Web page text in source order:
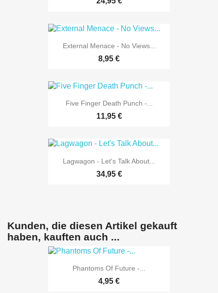
External Menace - No Views...
8,95 €
Five Finger Death Punch -...
11,95 €
Lagwagon - Let's Talk About...
34,95 €
Kunden, die diesen Artikel gekauft
haben, kauften auch ...
Phantoms Of Future -...
4,95 €